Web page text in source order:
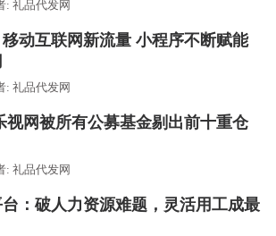
: 礼品代发网
动互联网新流量 小程序不断赋能
: 礼品代发网
视网被所有公募基金剔出前十重仓
: 礼品代发网
：破人力资源难题，灵活用工成最